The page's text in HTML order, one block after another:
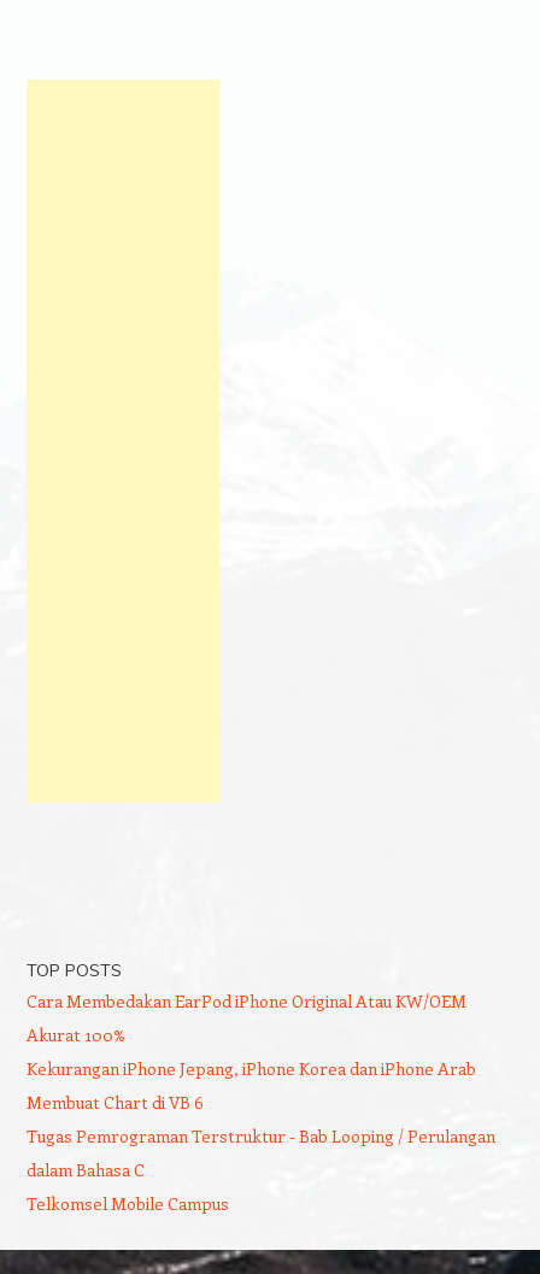
TOP POSTS
Cara Membedakan EarPod iPhone Original Atau KW/OEM
Akurat 100%
Kekurangan iPhone Jepang, iPhone Korea dan iPhone Arab
Membuat Chart di VB 6
Tugas Pemrograman Terstruktur - Bab Looping / Perulangan
dalam Bahasa C
Telkomsel Mobile Campus